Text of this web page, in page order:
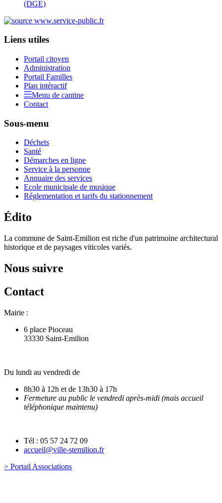
(DGE)
Liens utiles
Portail citoyen
Administration
Portail Familles
Plan intéractif
Menu de cantine
Contact
Sous-menu
Déchets
Santé
Démarches en ligne
Service à la personne
Annuaire des services
Ecole municipale de musique
Réglementation et tarifs du stationnement
Édito
La commune de Saint-Emilion est riche d'un patrimoine architectural
historique et de paysages viticoles variés.
Nous suivre
Contact
Mairie :
6 place Pioceau
33330 Saint-Emilion
Du lundi au vendredi de
8h30 à 12h et de 13h30 à 17h
Fermeture au public le vendredi après-midi (mais accueil
téléphonique maintenu)
Tél : 05 57 24 72 09
accueil@ville-stemilion.fr
> Portail Associations